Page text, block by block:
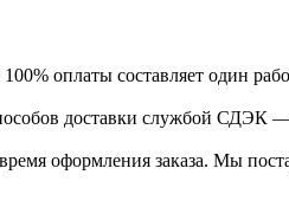
оплаты составляет один
доставки службой СДЭК
оформления заказа. Мы